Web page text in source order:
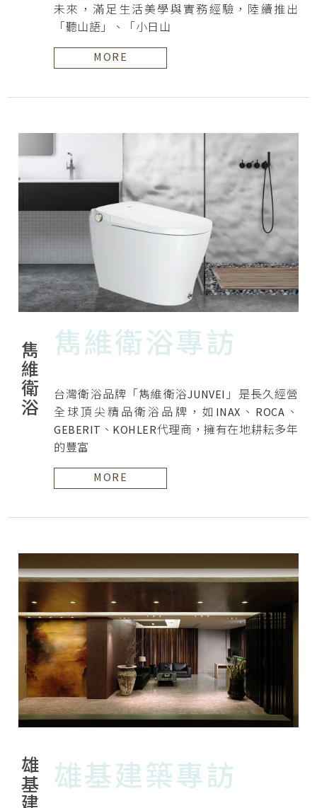
未來，滿足生活美學與實務經驗，陸續推出
「聽山語」、「小日山
MORE
雋維衛浴 雋維衛浴專訪
台灣衛浴品牌「雋維衛浴JUNVEI」是長久經營
全球頂尖精品衛浴品牌，如INAX、ROCA、
GEBERIT、KOHLER代理商，擁有在地耕耘多年
的豐富
MORE
雄基建築專訪